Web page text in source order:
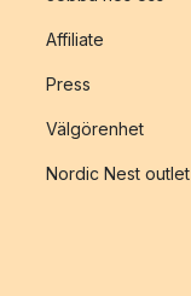
Affiliate
Press
Välgörenhet
Nordic Nest outlet